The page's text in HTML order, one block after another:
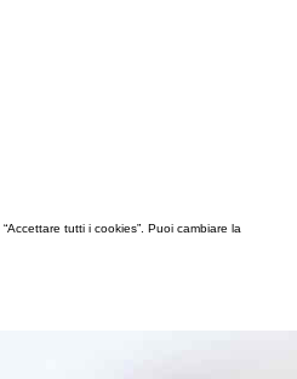
tutti i cookies”. Puoi cambiare la